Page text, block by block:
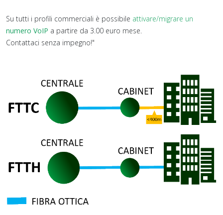
Su tutti i profili commerciali è possibile attivare/migrare un
numero VoIP a partire da 3.00 euro mese.
Contattaci senza impegno!"